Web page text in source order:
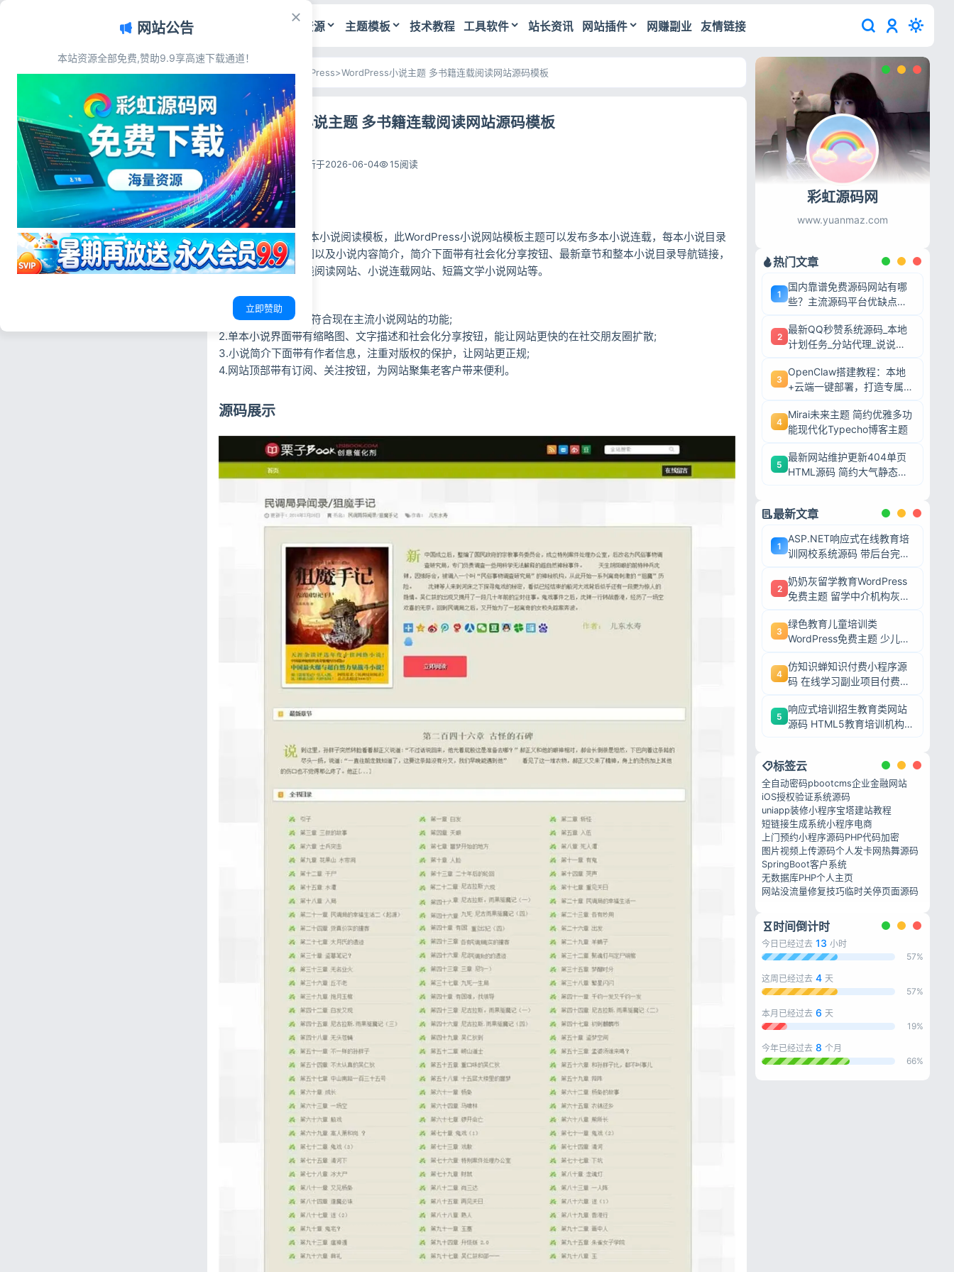
源码资源 主题模板 技术教程 工具软件 站长资讯 网站插件 网赚副业 友情链接
首页>主题模板>WordPress>WordPress小说主题 多书籍连载阅读网站源码模板
WordPress小说主题 多书籍连载阅读网站源码模板
彩虹源码网
2026-06-04 更新于2026-06-04 15阅读
源码简介
WordPress主题 多本小说阅读模板，此WordPress小说网站模板主题可以发布多本小说连载，每本小说目录
界面都有小说缩略图以及小说内容简介，简介下面带有社会化分享按钮、最新章节和整本小说目录导航链接，
可以用来做小说在线阅读网站、小说连载网站、短篇文学小说网站等。
模板特色：
1.能发布多本小说，符合现在主流小说网站的功能;
2.单本小说界面带有缩略图、文字描述和社会化分享按钮，能让网站更快的在社交朋友圈扩散;
3.小说简介下面带有作者信息，注重对版权的保护，让网站更正规;
4.网站顶部带有订阅、关注按钮，为网站聚集老客户带来便利。
源码展示
彩虹源码网
www.yuanmaz.com
热门文章
1
国内靠谱免费源码网站有哪
些？主流源码平台优缺点深
2
最新QQ秒赞系统源码_本地
计划任务_分站代理_说说赞
3
OpenClaw搭建教程：本地
+云端一键部署，打造专属AI
4
Mirai未来主题 简约优雅多功
能现代化Typecho博客主题
5
最新网站维护更新404单页
HTML源码 简约大气静态模
最新文章
1
ASP.NET响应式在线教育培
训网校系统源码 带后台完整
2
奶奶灰留学教育WordPress
免费主题 留学中介机构灰色
3
绿色教育儿童培训类
WordPress免费主题 少儿培
4
仿知识蝉知识付费小程序源
码 在线学习副业项目付费系
5
响应式培训招生教育类网站
源码 HTML5教育培训机构
标签云
全自动密码pbootcms企业金融网站
iOS授权验证系统源码
uniapp装修小程序宝塔建站教程
短链接生成系统小程序电商
上门预约小程序源码PHP代码加密
图片视频上传源码个人发卡网热舞源码
SpringBoot客户系统
无数据库PHP个人主页
网站没流量修复技巧临时关停页面源码
时间倒计时
今日已经过去 13 小时
57%
这周已经过去 4 天
57%
本月已经过去 6 天
19%
今年已经过去 8 个月
66%
文章目录
源码简介
源码展示
源码下载
网站公告
本站资源全部免费,赞助9.9享高速下载通道！
立即赞助